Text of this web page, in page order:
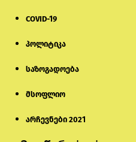
COVID-19
პოლიტიკა
საზოგადოება
მსოფლიო
არჩევნები 2021